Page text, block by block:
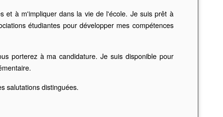
et à m'impliquer dans la vie de l'école. Je suis prêt à
étudiantes pour développer mes compétences
porterez à ma candidature. Je suis disponible pour
salutations distinguées.